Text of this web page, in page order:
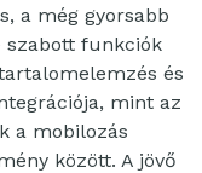
a még gyorsabb
szabott funkciók
és
mint az
a mobilozás
között. A jövő